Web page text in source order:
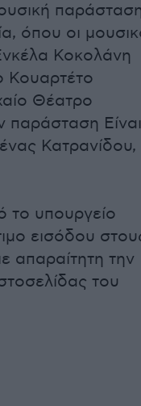
παράσταση
όπου οι
Κοκολάνη
Κουαρτέτο
Θέατρο
Είναι
Κατρανίδου,
το υπουργείο
εισόδου
απαραίτητη την
του